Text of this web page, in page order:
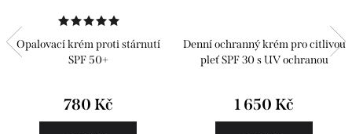
Opalovací krém proti stárnutí
SPF 50+
780 Kč
Denní ochranný krém pro citlivou
pleť SPF 30 s UV ochranou
1 650 Kč